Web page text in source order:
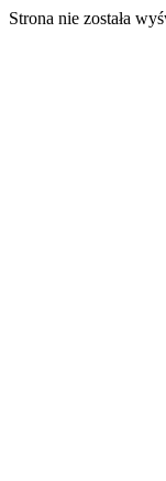
Strona nie została